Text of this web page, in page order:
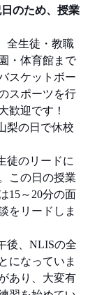
日のため、授業
、全生徒・教職
・体育館まで
スケットボー
スポーツを行
歓迎です！
山梨の日で休校
生徒のリードに
この日の授業
15～20分の面
をリードしま
午後、NLISの全
になっていま
あり、大変有